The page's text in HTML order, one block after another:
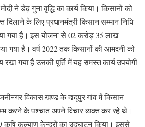
ने डेढ़ गुना वृद्धि का कार्य किया। किसानों को
दिलाने के लिए प्रधानमंत्री किसान सम्मान निधि
गया है। इस योजना से 02 करोड़ 35 लाख
गया है। वर्ष 2022 तक किसानों की आमदनी को
रखा गया है उसकी पूर्ति में यह समस्त कार्य उपयोगी
विकास खण्ड के दादूपुर गांव में किसान
करने के पश्चात अपने विचार व्यक्त कर रहे थे।
कृषि कल्याण केन्द्रों का उद्घाटन किया। इससे